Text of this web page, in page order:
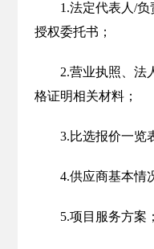
1.法定代表人/负
授权委托书；
2.营业执照、法人
格证明相关材料；
3.比选报价一览表
4.供应商基本情
5.项目服务方案；